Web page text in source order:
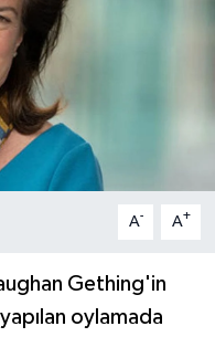
A- A+
Gething'in
oylamada